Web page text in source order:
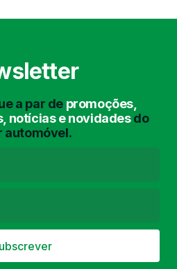
a par de promoções,
notícias e novidadesdo
automóvel.Matrículas
Óleos